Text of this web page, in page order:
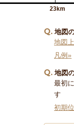
23km
Q 地図
地図
凡例»
Q 地図
最初
す
初期